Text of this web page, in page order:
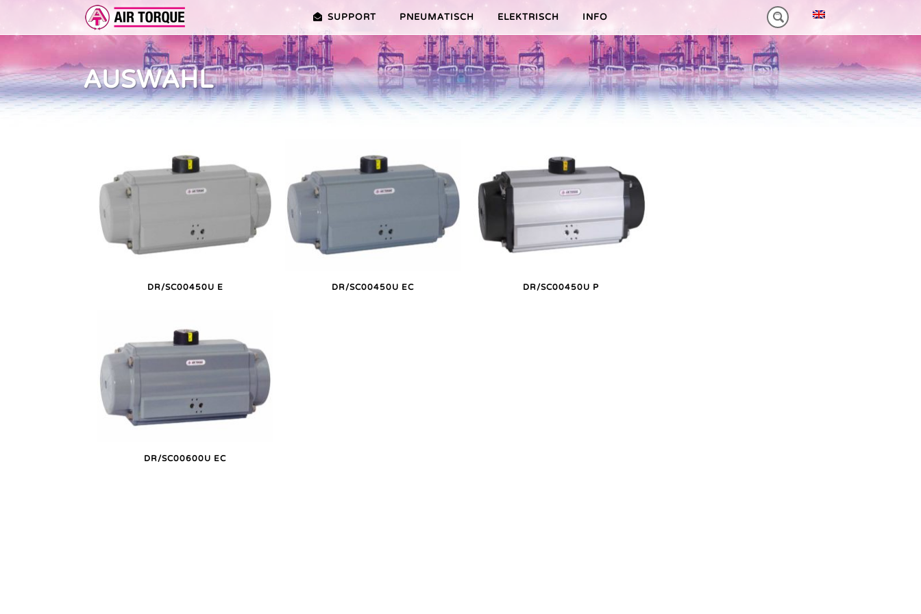
SUPPORT PNEUMATISCH
DOKUMENTATION VORTEILE EDITION 2010 VORTEILE HEAVY-DUTY
ELEKTRISCH
ERWEITERUNGEN ER PREMIER-SERIE (20-100NM)
VORTEILE ER PLUS-SERIE
VRX/VSX/VTX-SERIE (25-1000NM)
VORTEILE V-SERIE
VORTEILE VT PLUS-SERIE
MT-SERIE (25-75NM)
INFO
AUSWAHL
DR/SC00450U E DR/SC00450U EC DR/SC00450U P
DR/SC00600U EC